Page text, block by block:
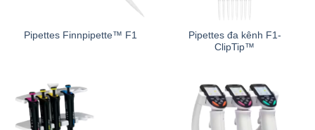
Pipettes Finnpipette™ F1
Pipettes đa kênh F1-
ClipTip™